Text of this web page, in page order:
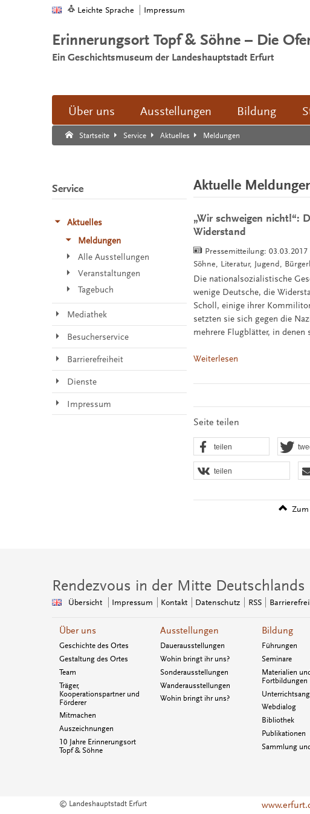
Leichte Sprache Impressum
Erinnerungsort Topf & Söhne – Die
Ein Geschichtsmuseum der Landeshauptstadt Erfurt
Über uns Ausstellungen Bildung
Startseite Service Aktuelles Meldungen
Suche:
Suche Ende.
Aktuelle
„Wir schweigen nicht!“:
Widerstand
Pressemitteilung: 03.03.2017
Söhne, Literatur, Jugend,
Die nationalsozialistische
wenige Deutsche, die
Scholl, einige ihrer
setzten sie sich gegen die
mehrere Flugblätter, in denen
Weiterlesen
Seite teilen
teilen
teilen
Zum
Service
Aktuelles
Meldungen
Alle Ausstellungen
Veranstaltungen
Tagebuch
Mediathek
Besucherservice
Barrierefreiheit
Dienste
Impressum
Rendezvous in der Mitte Deutschlands
Übersicht Impressum Kontakt Datenschutz RSS
Über uns
Geschichte des Ortes
Gestaltung des Ortes
Team
Träger,
Kooperationspartner und
Förderer
Mitmachen
Auszeichnungen
10 Jahre Erinnerungsort
Topf & Söhne
Ausstellungen
Dauerausstellungen
Wohin bringt ihr uns?
Sonderausstellungen
Wanderausstellungen
Wohin bringt ihr uns?
Bildung
Führungen
Seminare
Materialien
Fortbildungen
Webdialog
Bibliothek
Publikationen
Sammlung
© Landeshauptstadt Erfurt